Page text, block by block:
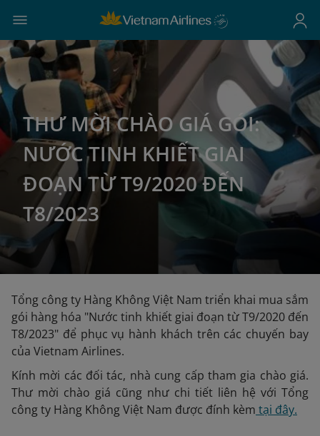
THƯ MỜI CHÀO GIÁ GÓI:
NƯỚC TINH KHIẾT GIAI
ĐOẠN TỪ T9/2020 ĐẾN
T8/2023
Tổng công ty Hàng Không Việt Nam triển khai mua sắm
gói hàng hóa "Nước tinh khiết giai đoạn từ T9/2020 đến
T8/2023" để phục vụ hành khách trên các chuyến bay
của Vietnam Airlines.
Kính mời các đối tác, nhà cung cấp tham gia chào giá.
Thư mời chào giá cũng như chi tiết liên hệ với Tổng
công ty Hàng Không Việt Nam được đính kèm tại đây.